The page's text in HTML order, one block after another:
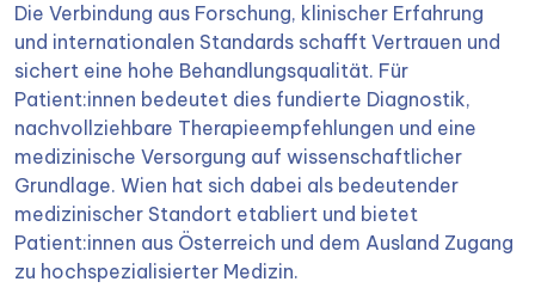
Die Verbindung aus Forschung, klinischer Erfahrung
und internationalen Standards schafft Vertrauen und
sichert eine hohe Behandlungsqualität. Für
Patient:innen bedeutet dies fundierte Diagnostik,
nachvollziehbare Therapieempfehlungen und eine
medizinische Versorgung auf wissenschaftlicher
Grundlage. Wien hat sich dabei als bedeutender
medizinischer Standort etabliert und bietet
Patient:innen aus Österreich und dem Ausland Zugang
zu hochspezialisierter Medizin.